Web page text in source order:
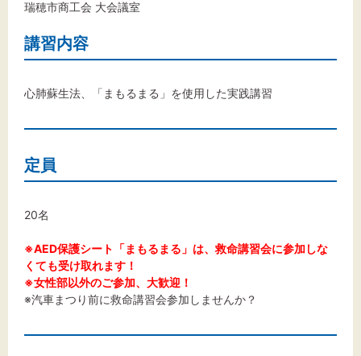
瑞穂市商工会 大会議室
講習内容
心肺蘇生法、「まもるまる」を使用した実践講習
定員
20名
※AED保護シート「まもるまる」は、救命講習会に参加しな
くても受け取れます！
※女性部以外のご参加、大歓迎！
※汽車まつり前に救命講習会参加しませんか？